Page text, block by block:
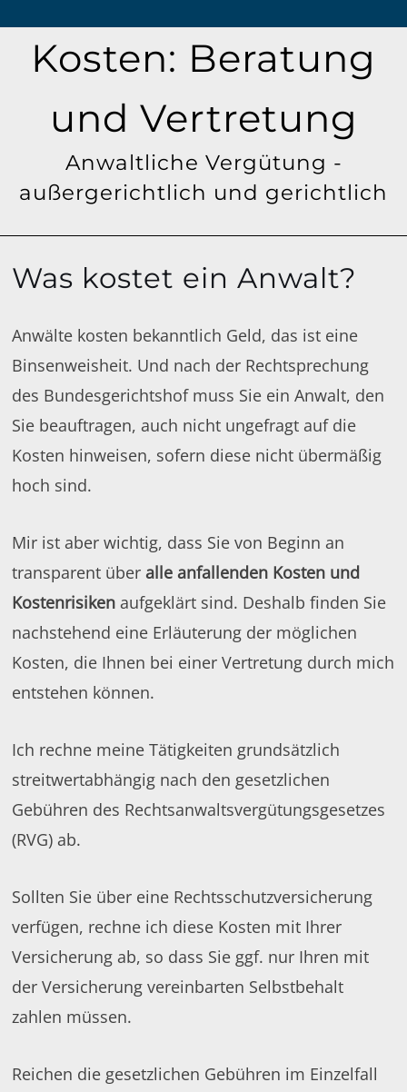
Kosten: Beratung
und Vertretung
Anwaltliche Vergütung -
außergerichtlich und gerichtlich
Was kostet ein Anwalt?
Anwälte kosten bekanntlich Geld, das ist eine
Binsenweisheit. Und nach der Rechtsprechung
des Bundesgerichtshof muss Sie ein Anwalt, den
Sie beauftragen, auch nicht ungefragt auf die
Kosten hinweisen, sofern diese nicht übermäßig
hoch sind.
Mir ist aber wichtig, dass Sie von Beginn an
transparent überalle anfallenden Kosten und
Kostenrisiken aufgeklärt sind. Deshalb finden Sie
nachstehend eine Erläuterung der möglichen
Kosten, die Ihnen bei einer Vertretung durch mich
entstehen können.
Ich rechne meine Tätigkeiten grundsätzlich
streitwertabhängig nach den gesetzlichen
Gebühren des Rechtsanwaltsvergütungsgesetzes
(RVG) ab.
Sollten Sie über eine Rechtsschutzversicherung
verfügen, rechne ich diese Kosten mit Ihrer
Versicherung ab, so dass Sie ggf. nur Ihren mit
der Versicherung vereinbarten Selbstbehalt
zahlen müssen.
Reichen die gesetzlichen Gebühren im Einzelfall